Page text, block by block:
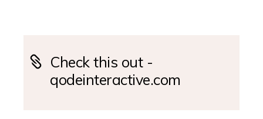
Check this out -
qodeinteractive.com